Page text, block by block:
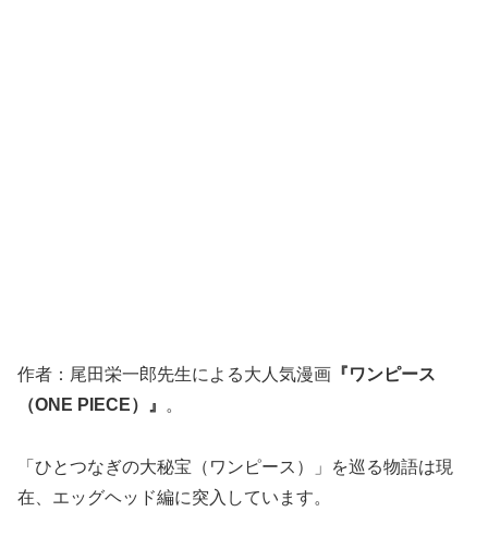
作者：尾田栄一郎先生による大人気漫画 『ワンピース
（ONE PIECE）』
。
「ひとつなぎの大秘宝（ワンピース）」を巡る物語は現
在、エッグヘッド編に突入しています。